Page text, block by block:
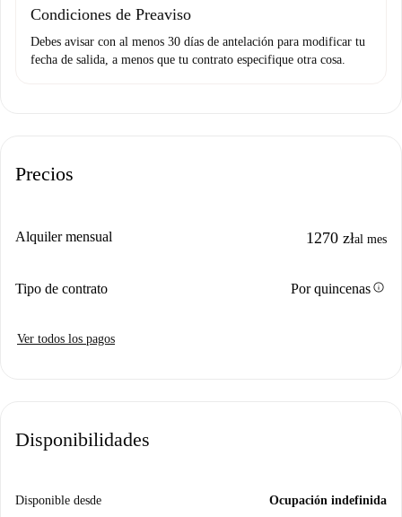
Condiciones de Preaviso
Debes avisar con al menos 30 días de antelación para modificar tu
fecha de salida, a menos que tu contrato especifique otra cosa.
Precios
Alquiler mensual 1270 złal mes
Tipo de contrato Por quincenasinfo
Ver todos los pagos
Disponibilidades
Disponible desde Ocupación indefinida